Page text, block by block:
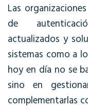
Las
de
actualizados y
sistemas como a
hoy en día no se
sino en
complementarlas